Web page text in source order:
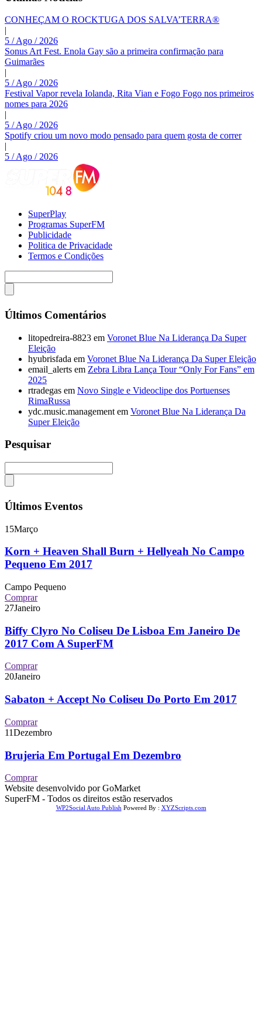
CONHEÇAM O ROCKTUGA DOS SALVA’TERRA®
|
5 / Ago / 2026
Sonus Art Fest. Enola Gay são a primeira confirmação para
Guimarães
|
5 / Ago / 2026
Festival Vapor revela Iolanda, Rita Vian e Fogo Fogo nos primeiros
nomes para 2026
|
5 / Ago / 2026
Spotify criou um novo modo pensado para quem gosta de correr
|
5 / Ago / 2026
SuperPlay
Programas SuperFM
Publicidade
Politica de Privacidade
Termos e Condições
Últimos Comentários
litopedreira-8823 em Voronet Blue Na Liderança Da Super
Eleição
hyubrisfada em Voronet Blue Na Liderança Da Super Eleição
email_alerts em Zebra Libra Lança Tour “Only For Fans” em
2025
rtradegas em Novo Single e Videoclipe dos Portuenses
RimaRussa
ydc.music.management em Voronet Blue Na Liderança Da
Super Eleição
Pesquisar
Últimos Eventos
15Março
Korn + Heaven Shall Burn + Hellyeah No Campo
Pequeno Em 2017
Campo Pequeno
Comprar
27Janeiro
Biffy Clyro No Coliseu De Lisboa Em Janeiro De
2017 Com A SuperFM
Comprar
20Janeiro
Sabaton + Accept No Coliseu Do Porto Em 2017
Comprar
11Dezembro
Brujeria Em Portugal Em Dezembro
Comprar
Website desenvolvido por GoMarket
SuperFM - Todos os direitos estão reservados
WP2Social Auto Publish Powered By : XYZScripts.com